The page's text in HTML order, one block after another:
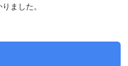
ました。